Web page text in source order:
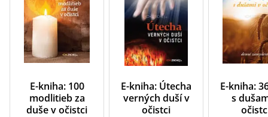
E-kniha: 100
modlitieb za
duše v očistci
E-kniha: Útecha
verných duší v
očistci
E-kniha:
s